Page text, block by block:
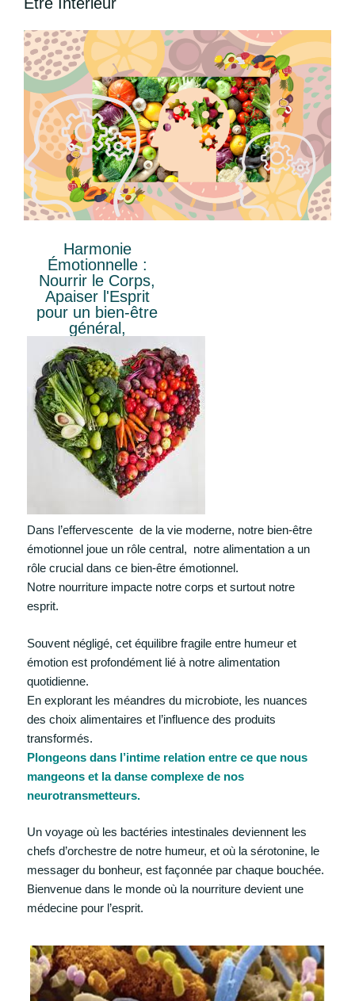
Harmonie
Émotionnelle :
Nourrir le Corps,
Apaiser l'Esprit
pour un bien-être
général,
Dans l’effervescente de la vie moderne, notre bien-être
émotionnel joue un rôle central, notre alimentation a un
rôle crucial dans ce bien-être émotionnel.
Notre nourriture impacte notre corps et surtout notre
esprit.
Souvent négligé, cet équilibre fragile entre humeur et
émotion est profondément lié à notre alimentation
quotidienne.
En explorant les méandres du microbiote, les nuances
des choix alimentaires et l’influence des produits
transformés.
Plongeons dans l’intime relation entre ce que nous
mangeons et la danse complexe de nos
neurotransmetteurs.
Un voyage où les bactéries intestinales deviennent les
chefs d’orchestre de notre humeur, et où la sérotonine, le
messager du bonheur, est façonnée par chaque bouchée.
Bienvenue dans le monde où la nourriture devient une
médecine pour l’esprit.